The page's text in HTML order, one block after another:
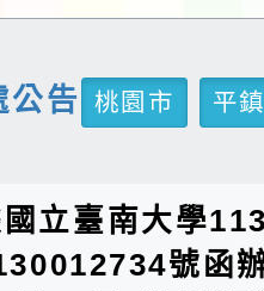
公告
桃園市
平
立臺南大學
號函